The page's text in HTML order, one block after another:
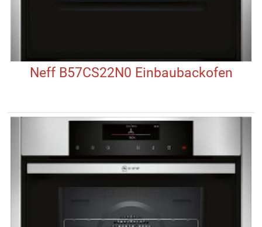
Neff B57CS22N0 Einbaubackofen